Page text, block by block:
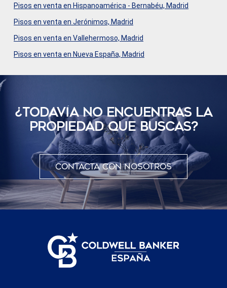
Pisos en venta en Hispanoamérica - Bernabéu, Madrid
Pisos en venta en Jerónimos, Madrid
Pisos en venta en Vallehermoso, Madrid
Pisos en venta en Nueva España, Madrid
¿TODAVÍ­A NO ENCUENTRAS LA
PROPIEDAD QUE BUSCAS?
Contacta con nosotros
Marketing y publicidad
Estas cookies son utilizadas para almacenar información
a través de la observación continuada de sus hábitos de